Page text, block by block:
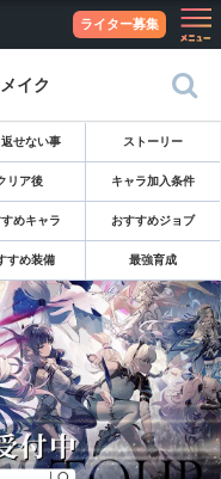
ライター募集
イク
せない事 ストーリー
リア後 キャラ加入条件
めキャラ おすすめジョブ
すめ装備 最強育成